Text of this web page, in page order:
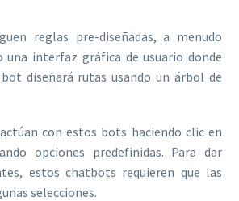
reglas pre-diseñadas, a menudo
una interfaz gráfica de usuario donde
diseñará rutas usando un árbol de
con estos bots haciendo clic en
opciones predefinidas. Para dar
estos chatbots requieren que las
selecciones.